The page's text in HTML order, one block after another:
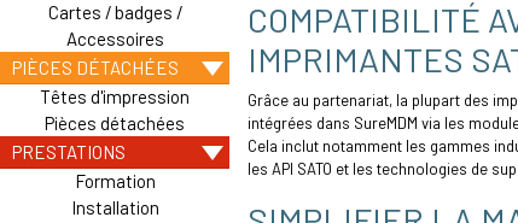
Cartes / badges /
Accessoires
PIÈCES DÉTACHÉES
Têtes d'impression
Pièces détachées
PRESTATIONS
Formation
Installation
COMPATIBILITÉ
IMPRIMANTES
Grâce au partenariat, la plupart des
intégrées dans SureMDM via les
Cela inclut notamment les gammes
les API SATO et les technologies de